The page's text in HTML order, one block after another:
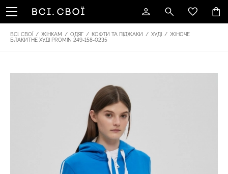
ВСІ. СВОЇ / ЖІНКАМ / ОДЯГ / КОФТИ ТА ПІДЖАКИ / ХУДІ / ЖІНОЧЕ
БЛАКИТНЕ ХУДІ PROMIN 249-158-0235